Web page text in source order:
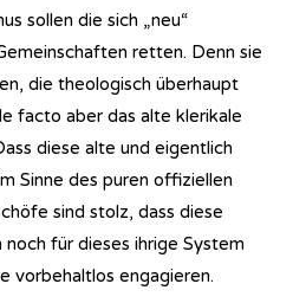
sollen die sich „neu“
retten. Denn sie
die theologisch überhaupt
facto aber das alte klerikale
diese alte und eigentlich
Sinne des puren offiziellen
sind stolz, dass diese
noch für dieses ihrige System
vorbehaltlos engagieren.